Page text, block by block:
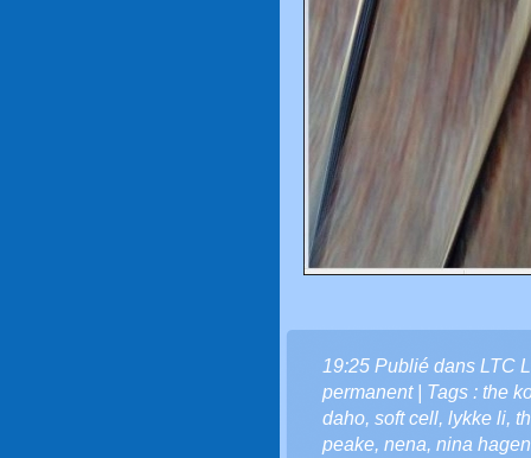
19:25 Publié dans LTC
permanent| Tags : the
daho, soft cell, lykke li,
peake, nena, nina hagen